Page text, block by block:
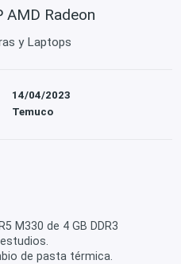
AMD Radeon
y Laptops
14/04/2023
Temuco
M330 de 4 GB DDR3
de pasta térmica.